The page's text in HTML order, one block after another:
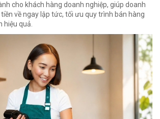
cho khách hàng doanh nghiệp, giúp doanh
về ngay lập tức, tối ưu quy trình bán hàng
hiệu quả.